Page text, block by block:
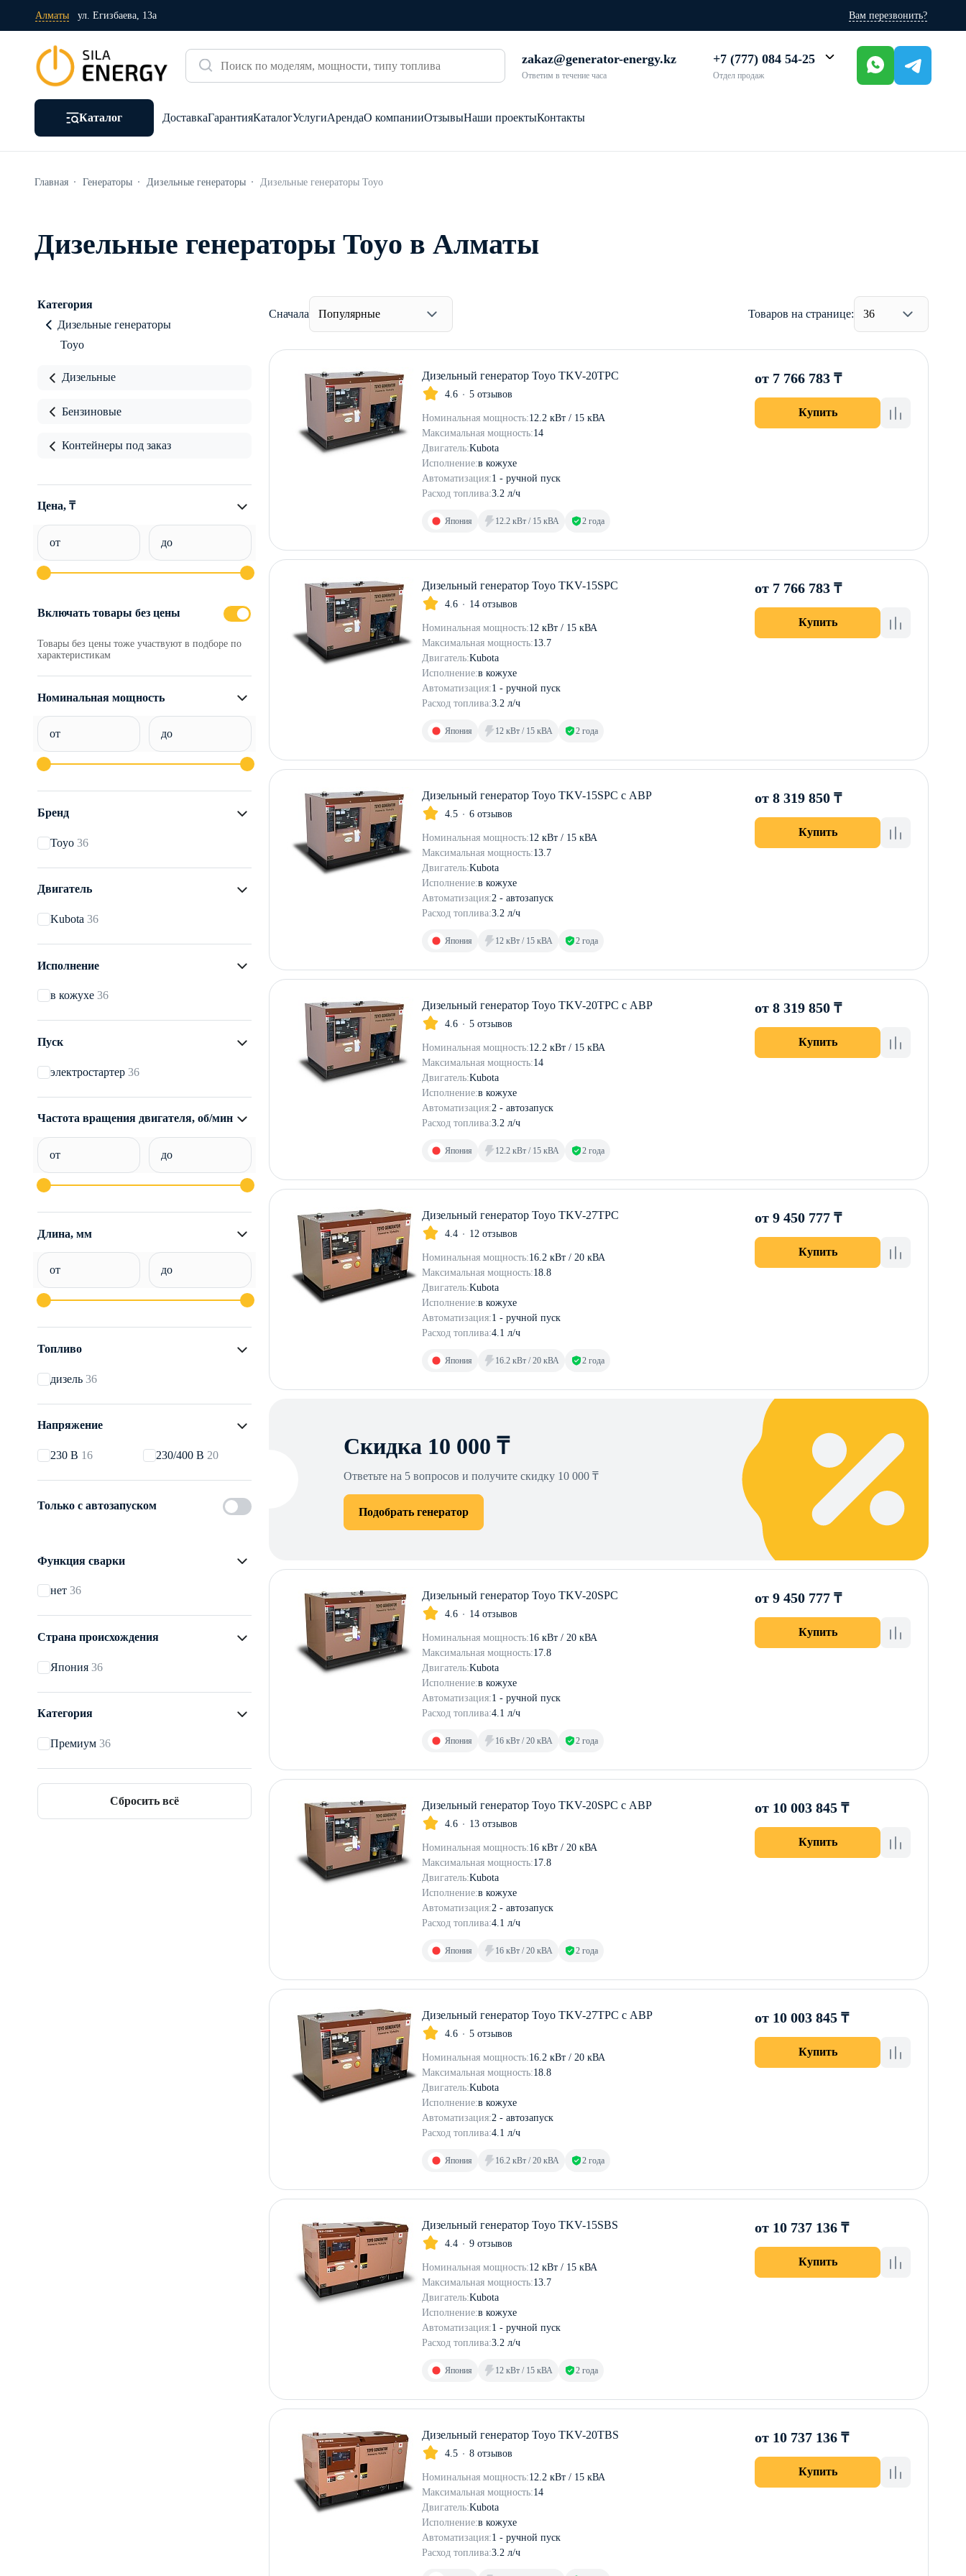
Алматы ул. Егизбаева, 13а Вам перезвонить?
zakaz@generator-energy.kz
Ответим в течение часа
+7 (777) 084 54-25
Отдел продаж
Каталог ДоставкаГарантияКаталогУслугиАрендаО компанииОтзывыНаши проектыКонтакты
Главная Генераторы Дизельные генераторы Дизельные генераторы Toyo
Дизельные генераторы Toyo в Алматы
Категория
Дизельные генераторы
Toyo
Дизельные
Бензиновые
Контейнеры под заказ
Цена, ₸
от до
Включать товары без цены
Товары без цены тоже участвуют в подборе по
характеристикам
Номинальная мощность
от до
Бренд
Toyo 36
Двигатель
Kubota 36
Исполнение
в кожухе 36
Пуск
электростартер 36
Частота вращения двигателя, об/мин
от до
Длина, мм
от до
Топливо
дизель 36
Напряжение
230 В 16 230/400 В 20
Только с автозапуском
Функция сварки
нет 36
Страна происхождения
Япония 36
Категория
Премиум 36
Сбросить всё
Сначала Популярные Товаров на странице: 36
Дизельный генератор Toyo TKV-20TPC
4.6 5 отзывов
Номинальная мощность:12.2 кВт / 15 кВА
Максимальная мощность:14
Двигатель:Kubota
Исполнение:в кожухе
Автоматизация:1 - ручной пуск
Расход топлива:3.2 л/ч
Япония 12.2 кВт / 15 кВА 2 года
от 7 766 783 ₸
Купить
Дизельный генератор Toyo TKV-15SPC
4.6 14 отзывов
Номинальная мощность:12 кВт / 15 кВА
Максимальная мощность:13.7
Двигатель:Kubota
Исполнение:в кожухе
Автоматизация:1 - ручной пуск
Расход топлива:3.2 л/ч
Япония 12 кВт / 15 кВА 2 года
от 7 766 783 ₸
Купить
Дизельный генератор Toyo TKV-15SPC с АВР
4.5 6 отзывов
Номинальная мощность:12 кВт / 15 кВА
Максимальная мощность:13.7
Двигатель:Kubota
Исполнение:в кожухе
Автоматизация:2 - автозапуск
Расход топлива:3.2 л/ч
Япония 12 кВт / 15 кВА 2 года
от 8 319 850 ₸
Купить
Дизельный генератор Toyo TKV-20TPC с АВР
4.6 5 отзывов
Номинальная мощность:12.2 кВт / 15 кВА
Максимальная мощность:14
Двигатель:Kubota
Исполнение:в кожухе
Автоматизация:2 - автозапуск
Расход топлива:3.2 л/ч
Япония 12.2 кВт / 15 кВА 2 года
от 8 319 850 ₸
Купить
Дизельный генератор Toyo TKV-27TPC
4.4 12 отзывов
Номинальная мощность:16.2 кВт / 20 кВА
Максимальная мощность:18.8
Двигатель:Kubota
Исполнение:в кожухе
Автоматизация:1 - ручной пуск
Расход топлива:4.1 л/ч
Япония 16.2 кВт / 20 кВА 2 года
от 9 450 777 ₸
Купить
Скидка 10 000 ₸
Ответьте на 5 вопросов и получите скидку 10 000 ₸
Подобрать генератор
Дизельный генератор Toyo TKV-20SPC
4.6 14 отзывов
Номинальная мощность:16 кВт / 20 кВА
Максимальная мощность:17.8
Двигатель:Kubota
Исполнение:в кожухе
Автоматизация:1 - ручной пуск
Расход топлива:4.1 л/ч
Япония 16 кВт / 20 кВА 2 года
от 9 450 777 ₸
Купить
Дизельный генератор Toyo TKV-20SPC с АВР
4.6 13 отзывов
Номинальная мощность:16 кВт / 20 кВА
Максимальная мощность:17.8
Двигатель:Kubota
Исполнение:в кожухе
Автоматизация:2 - автозапуск
Расход топлива:4.1 л/ч
Япония 16 кВт / 20 кВА 2 года
от 10 003 845 ₸
Купить
Дизельный генератор Toyo TKV-27TPC с АВР
4.6 5 отзывов
Номинальная мощность:16.2 кВт / 20 кВА
Максимальная мощность:18.8
Двигатель:Kubota
Исполнение:в кожухе
Автоматизация:2 - автозапуск
Расход топлива:4.1 л/ч
Япония 16.2 кВт / 20 кВА 2 года
от 10 003 845 ₸
Купить
Дизельный генератор Toyo TKV-15SBS
4.4 9 отзывов
Номинальная мощность:12 кВт / 15 кВА
Максимальная мощность:13.7
Двигатель:Kubota
Исполнение:в кожухе
Автоматизация:1 - ручной пуск
Расход топлива:3.2 л/ч
Япония 12 кВт / 15 кВА 2 года
от 10 737 136 ₸
Купить
Дизельный генератор Toyo TKV-20TBS
4.5 8 отзывов
Номинальная мощность:12.2 кВт / 15 кВА
Максимальная мощность:14
Двигатель:Kubota
Исполнение:в кожухе
Автоматизация:1 - ручной пуск
Расход топлива:3.2 л/ч
от 10 737 136 ₸
Купить